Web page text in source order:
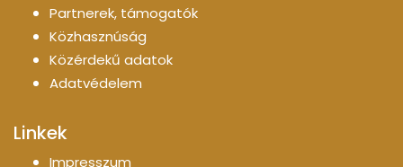
Partnerek, támogatók
Közhasznúság
Közérdekű adatok
Adatvédelem
Linkek
Impresszum